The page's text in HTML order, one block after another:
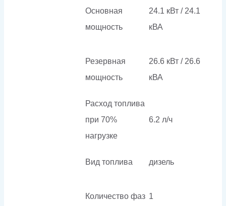
Основная
мощность
24.1 кВт / 24.1
кВА
Резервная
мощность
26.6 кВт / 26.6
кВА
Расход топлива
при 70%
нагрузке
6.2 л/ч
Вид топлива дизель
Количество фаз 1